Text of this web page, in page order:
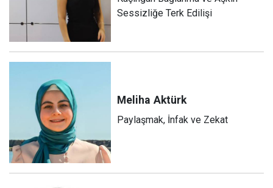
Sessizliğe Terk Edilişi
Meliha Aktürk
Paylaşmak, İnfak ve Zekat